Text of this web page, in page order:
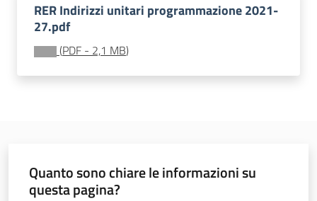
Bandi
Piani
Nucleo
RER Indirizzi unitari programmazione 2021-
27.pdf
(PDF - 2,1 MB)
Quanto sono chiare le informazioni su
questa pagina?